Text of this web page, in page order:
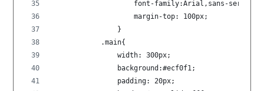
                    font-family:Arial,sans-serif;
                    margin-top: 100px;
                }
            .main{
                width: 300px;
                background:#ecf0f1;
                padding: 20px;